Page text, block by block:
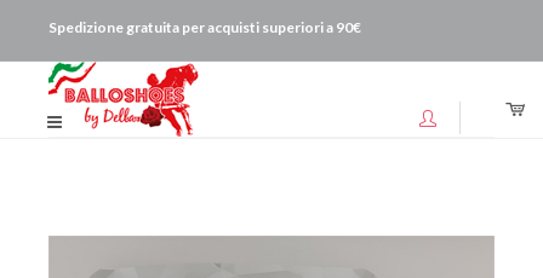
Spedizione gratuita per acquisti superiori a 90€